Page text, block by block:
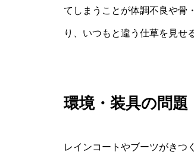
てしまうことが体調不良や骨
り、いつもと違う仕草を見せ
環境・装具の問
レインコートやブーツがきつ